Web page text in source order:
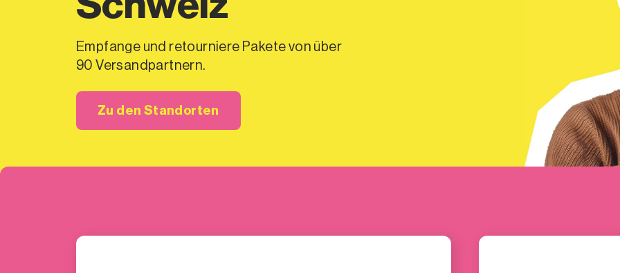
Empfange und retourniere Pakete von über
90 Versandpartnern.
Zu den Standorten